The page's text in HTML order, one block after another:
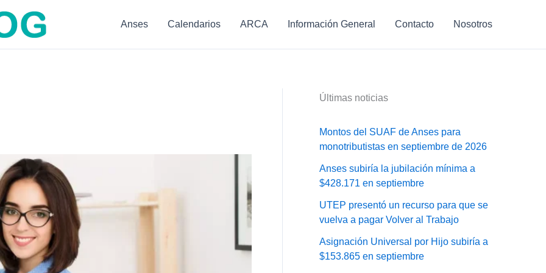
Anses Calendarios ARCA Información General Contacto Nosotros
Últimas noticias
Montos del SUAF de Anses para
monotributistas en septiembre de 2026
Anses subiría la jubilación mínima a
$428.171 en septiembre
UTEP presentó un recurso para que se
vuelva a pagar Volver al Trabajo
Asignación Universal por Hijo subiría a
$153.865 en septiembre